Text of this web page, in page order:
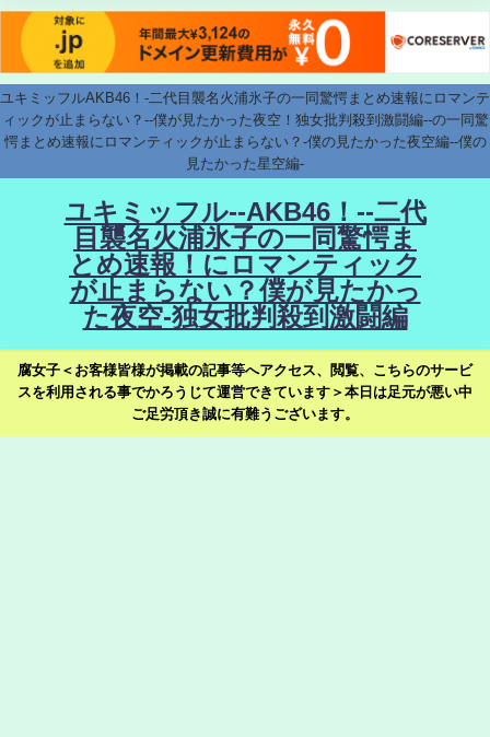
ユキミッフルAKB46！-二代目襲名火浦氷子の一同驚愕まとめ速報にロマンテ
ィックが止まらない？--僕が見たかった夜空！独女批判殺到激闘編--の一同驚
愕まとめ速報にロマンティックが止まらない？-僕の見たかった夜空編--僕の
見たかった星空編-
ユキミッフル--AKB46！--二代
目襲名火浦氷子の一同驚愕ま
とめ速報！にロマンティック
が止まらない？僕が見たかっ
た夜空-独女批判殺到激闘編
腐女子＜お客様皆様が掲載の記事等へアクセス、閲覧、こちらのサービ
スを利用される事でかろうじて運営できています＞本日は足元が悪い中
ご足労頂き誠に有難うございます。